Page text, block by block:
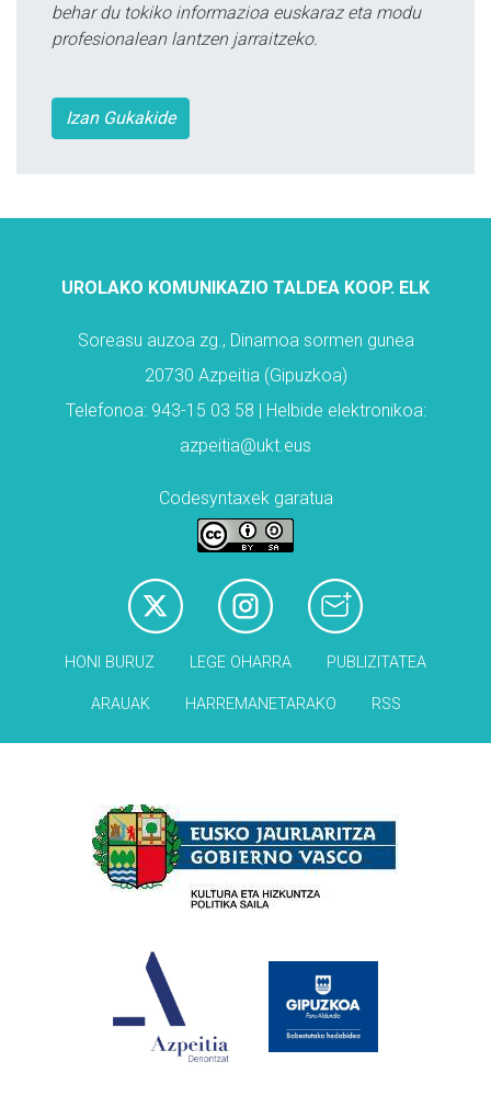
behar du tokiko informazioa euskaraz eta modu
profesionalean lantzen jarraitzeko.
Izan Gukakide
UROLAKO KOMUNIKAZIO TALDEA KOOP. ELK
Soreasu auzoa zg., Dinamoa sormen gunea
20730 Azpeitia (Gipuzkoa)
Telefonoa: 943-15 03 58 | Helbide elektronikoa:
azpeitia@ukt.eus
Codesyntaxek garatua
HONI BURUZ LEGE OHARRA PUBLIZITATEA
ARAUAK HARREMANETARAKO RSS